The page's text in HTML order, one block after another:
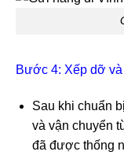
Bước 4: Xếp dỡ
Sau khi chuẩn
và vận chuyển
đã được thống